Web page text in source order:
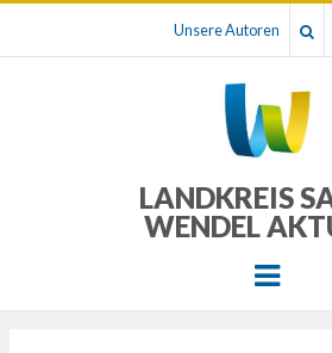
Unsere Autoren
LANDKREIS
WENDEL
Menu